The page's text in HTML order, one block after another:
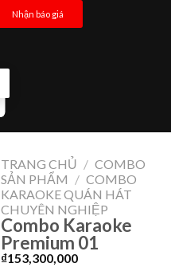
Nhận báo giá
TRANG CHỦ / COMBO
SẢN PHẨM / COMBO
KARAOKE QUÁN HÁT
CHUYÊN NGHIỆP
Combo Karaoke
Premium 01
₫153,300,000